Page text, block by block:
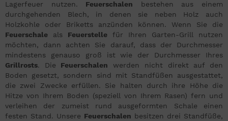
Lagerfeuer nutzen. Feuerschalen bestehen aus einem
durchgehenden Blech, in denen sie neben Holz auch
Holzkohle oder Briketts anzünden können. Wenn Sie die
Feuerschale als Feuerstelle für Ihren Garten-Grill nutzen
möchten, dann achten Sie darauf, dass der Durchmesser
mindestens genauso groß ist wie der Durchmesser Ihres
Grillrosts. Die Feuerschalen werden nicht direkt auf den
Boden gesetzt, sondern sind mit Standfüßen ausgestattet,
die zwei Zwecke erfüllen. Sie halten durch ihre Höhe die
Hitze von Ihrem Boden (speziell von Ihrem Rasen) fern und
verleihen der zumeist rund ausgeformten Schale einen
festen Stand. Unsere Feuerschalen besitzen drei Standfüße,